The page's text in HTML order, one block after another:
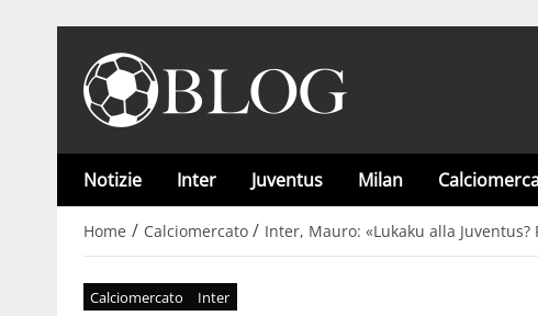
Notizie Inter Juventus Milan
Home / Calciomercato / Inter, Mauro: «Lukaku alla
Calciomercato Inter